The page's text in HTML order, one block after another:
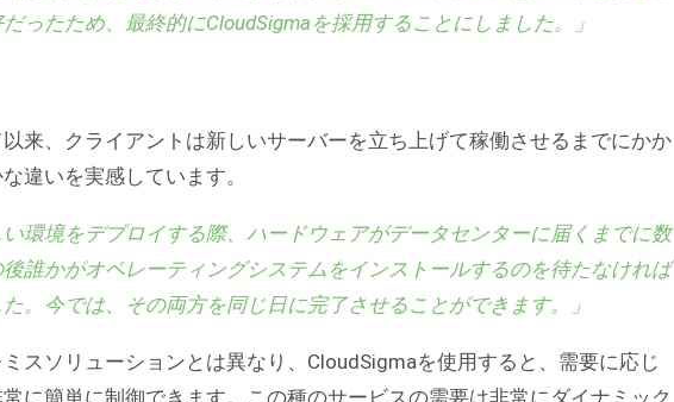
ったため、最終的にCloudSigmaを採用することにしました。」
来、クライアントは新しいサーバーを立ち上げて稼働させるまでにかか
違いを実感しています。
い環境をデプロイする際、ハードウェアがデータセンターに届くまでに数
誰かがオペレーティングシステムをインストールするのを待たなければ
。今では、その両方を同じ日に完了させることができます。」
スソリューションとは異なり、CloudSigmaを使用すると、需要に応じ